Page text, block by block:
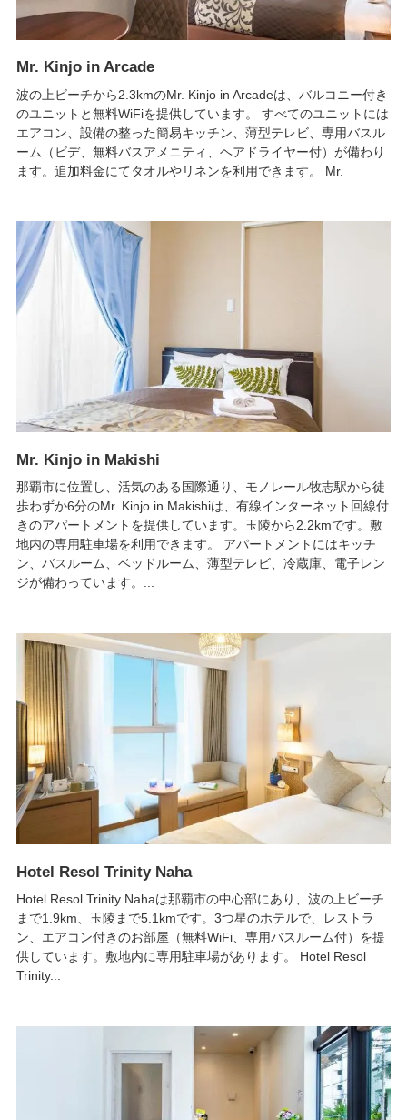
Mr. Kinjo in Arcade
波の上ビーチから2.3kmのMr. Kinjo in Arcadeは、バルコニー付き
のユニットと無料WiFiを提供しています。 すべてのユニットには
エアコン、設備の整った簡易キッチン、薄型テレビ、専用バスル
ーム（ビデ、無料バスアメニティ、ヘアドライヤー付）が備わり
ます。追加料金にてタオルやリネンを利用できます。 Mr.
Mr. Kinjo in Makishi
那覇市に位置し、活気のある国際通り、モノレール牧志駅から徒
歩わずか6分のMr. Kinjo in Makishiは、有線インターネット回線付
きのアパートメントを提供しています。玉陵から2.2kmです。敷
地内の専用駐車場を利用できます。 アパートメントにはキッチ
ン、バスルーム、ベッドルーム、薄型テレビ、冷蔵庫、電子レン
ジが備わっています。...
Hotel Resol Trinity Naha
Hotel Resol Trinity Nahaは那覇市の中心部にあり、波の上ビーチ
まで1.9km、玉陵まで5.1kmです。3つ星のホテルで、レストラ
ン、エアコン付きのお部屋（無料WiFi、専用バスルーム付）を提
供しています。敷地内に専用駐車場があります。 Hotel Resol
Trinity...